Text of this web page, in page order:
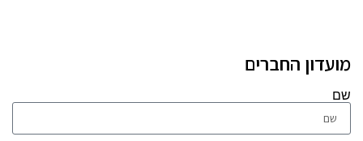
מועדון החברים
שם